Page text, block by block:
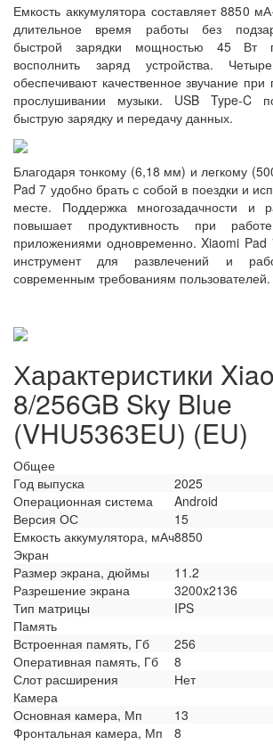
Емкость аккумулятора составляет 8850
длительное время работы без
быстрой зарядки мощностью 45 Вт
восполнить заряд устройства.
обеспечивают качественное звучание
прослушивании музыки. USB Type-C
быструю зарядку и передачу данных.
Благодаря тонкому (6,18 мм) и легкому
Pad 7 удобно брать с собой в поездки и
месте. Поддержка многозадачности и
повышает продуктивность при
приложениями одновременно. Xiaomi
инструмент для развлечений и
современным требованиям пользователей.​
Характеристики
8/256GB Sky Blue
(VHU5363EU) (EU)
Общее
Год выпуска
2025
Операционная система
Android
Версия ОС
15
Емкость аккумулятора, мАч8850
Экран
Размер экрана, дюймы
11.2
Разрешение экрана
3200x2136
Тип матрицы
IPS
Память
Встроенная память, Гб
256
Оперативная память, Гб
8
Слот расширения
Нет
Камера
Основная камера, Мп
13
Фронтальная камера, Мп
8